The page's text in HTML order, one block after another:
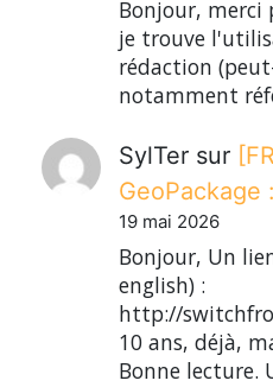
Bonjour, merci
je trouve
rédaction
notamment
SylTer sur
GeoPackage
19 mai 2026
Bonjour, Un
english) :
http://
10 ans, déjà,
Bonne lecture.